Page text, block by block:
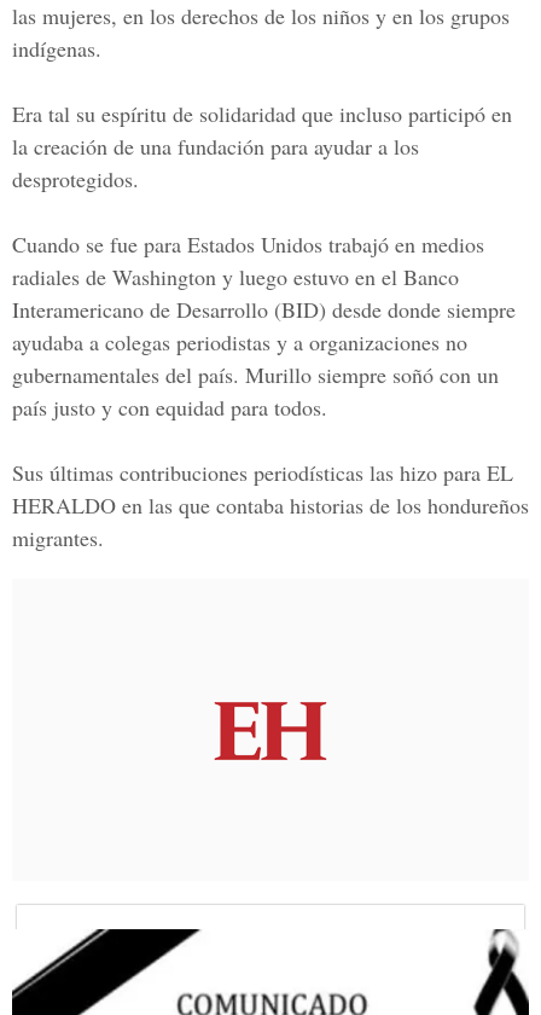
las mujeres, en los derechos de los niños y en los grupos
indígenas.
Era tal su espíritu de solidaridad que incluso participó en
la creación de una fundación para ayudar a los
desprotegidos.
Cuando se fue para Estados Unidos trabajó en medios
radiales de Washington y luego estuvo en el Banco
Interamericano de Desarrollo (BID) desde donde siempre
ayudaba a colegas periodistas y a organizaciones no
gubernamentales del país. Murillo siempre soñó con un
país justo y con equidad para todos.
Sus últimas contribuciones periodísticas las hizo para EL
HERALDO en las que contaba historias de los hondureños
migrantes.